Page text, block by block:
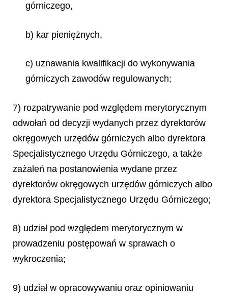
górniczego,
b) kar pieniężnych,
c) uznawania kwalifikacji do wykonywania
górniczych zawodów regulowanych;
7) rozpatrywanie pod względem merytorycznym
odwołań od decyzji wydanych przez dyrektorów
okręgowych urzędów górniczych albo dyrektora
Specjalistycznego Urzędu Górniczego, a także
zażaleń na postanowienia wydane przez
dyrektorów okręgowych urzędów górniczych albo
dyrektora Specjalistycznego Urzędu Górniczego;
8) udział pod względem merytorycznym w
prowadzeniu postępowań w sprawach o
wykroczenia;
9) udział w opracowywaniu oraz opiniowaniu